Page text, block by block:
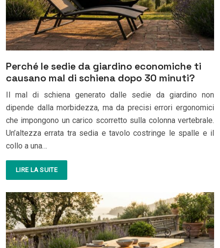
Perché le sedie da giardino economiche ti
causano mal di schiena dopo 30 minuti?
Il mal di schiena generato dalle sedie da giardino non
dipende dalla morbidezza, ma da precisi errori ergonomici
che impongono un carico scorretto sulla colonna vertebrale.
Un’altezza errata tra sedia e tavolo costringe le spalle e il
collo a una…
LIRE LA SUITE